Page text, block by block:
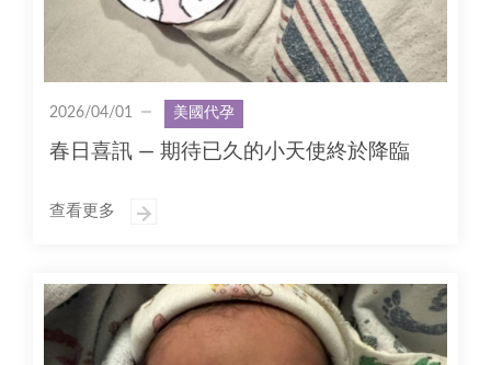
2026/04/01 美國代孕
春日喜訊 — 期待已久的小天使終於降臨
查看更多